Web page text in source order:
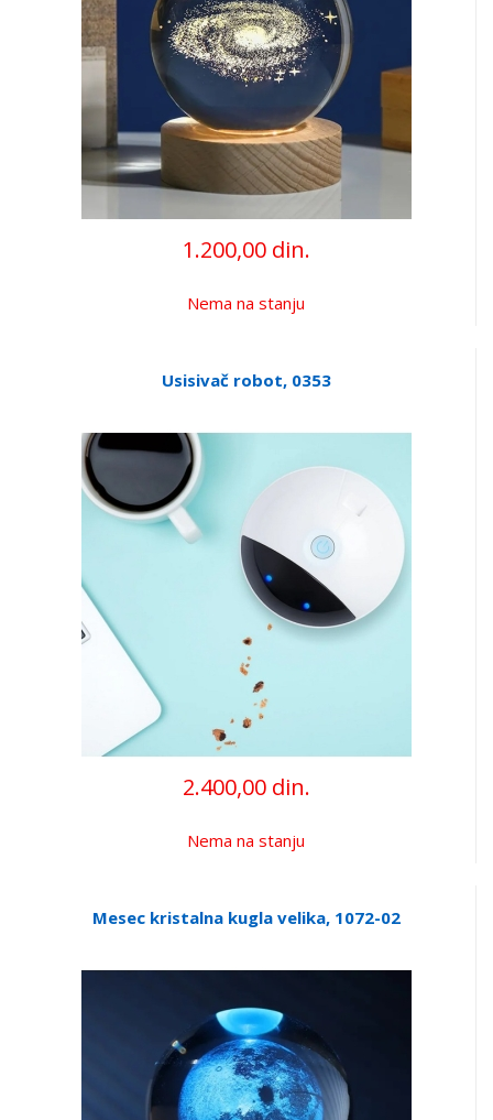
1.200,00 din.
Nema na stanju
Usisivač robot, 0353
2.400,00 din.
Nema na stanju
Mesec kristalna kugla velika, 1072-02